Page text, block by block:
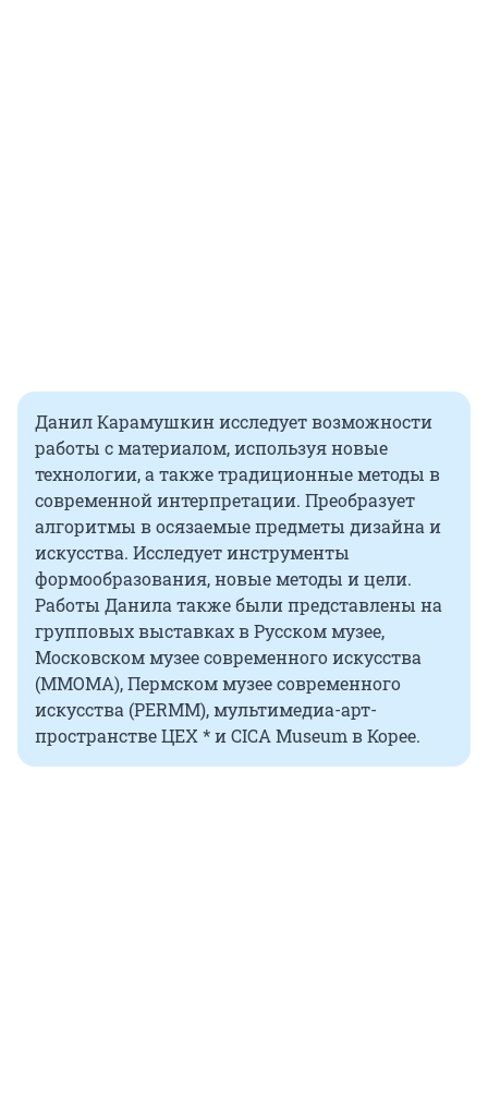
Данил Карамушкин исследует возможности
работы с материалом, используя новые
технологии, а также традиционные методы в
современной интерпретации. Преобразует
алгоритмы в осязаемые предметы дизайна и
искусства. Исследует инструменты
формообразования, новые методы и цели.
Работы Данила также были представлены на
групповых выставках в Русском музее,
Московском музее современного искусства
(ММОМА), Пермском музее современного
искусства (PERMM), мультимедиа-арт-
пространстве ЦЕХ * и CICA Museum в Корее.